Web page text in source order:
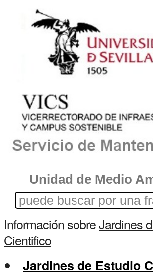
Unidad de Medio
Información sobreJardines
Cientifico
Jardines de Estudio